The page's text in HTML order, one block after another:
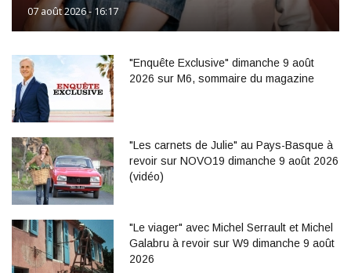
07 août 2026 - 16:17
"Enquête Exclusive" dimanche 9 août
2026 sur M6, sommaire du magazine
"Les carnets de Julie" au Pays-Basque à
revoir sur NOVO19 dimanche 9 août 2026
(vidéo)
"Le viager" avec Michel Serrault et Michel
Galabru à revoir sur W9 dimanche 9 août
2026